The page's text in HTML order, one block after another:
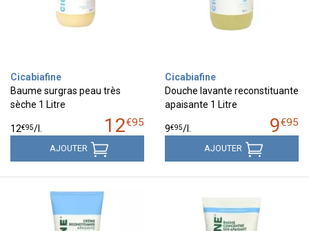
Cicabiafine
Baume surgras peau très
sèche 1 Litre
12€95
12€95/
AJOUTER
Cicabiafine
Douche lavante reconstituante
apaisante 1 Litre
9€95
9€95/
AJOUTER